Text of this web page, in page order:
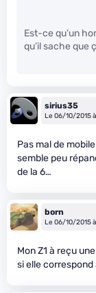
Est-ce qu’un
qu’il sache que
sirius35
Le 06/10/2015
Pas mal de
semble peu
de la 6…
born
Le 06/10/2015
Mon Z1 à reçu
si elle